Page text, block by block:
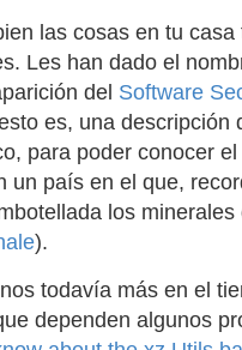
las cosas en tu
Les han dado el
del Software
es, una descripción
para poder conocer
un país en el que,
los minerales
).
todavía más en el
dependen algunos